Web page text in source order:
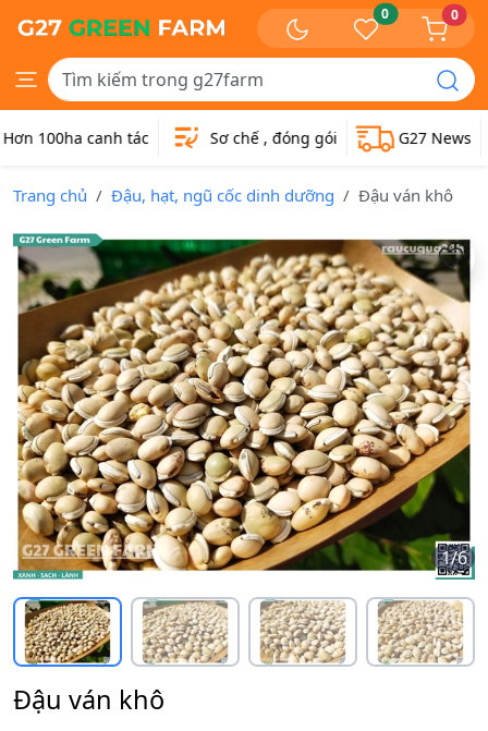
0 0
100ha canh tác Sơ chế , đóng gói G27 News
Trang chủ Đậu, hạt, ngũ cốc dinh dưỡng Đậu ván khô
1/6
Đậu ván khô